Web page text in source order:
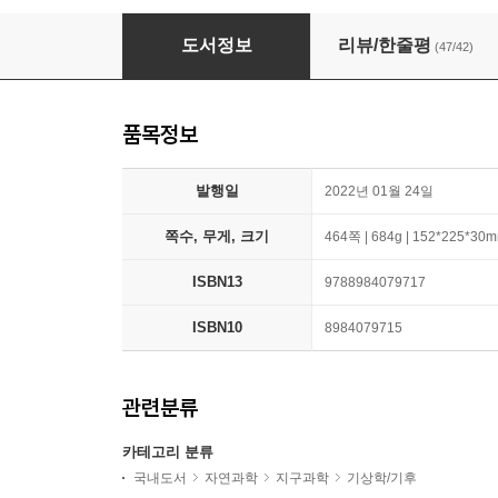
최종경고 : 6도의 멸종
도서정보 리뷰/한줄평 (47/42)
품목정보
발행일 2022년 01월 24일
쪽수, 무게, 크기 464쪽 | 684g |
ISBN13 9788984079717
ISBN10 8984079715
관련분류
카테고리 분류
국내도서 자연과학 지구과학 기상학/기후